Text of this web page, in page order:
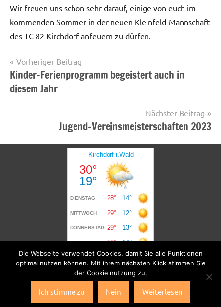
Wir freuen uns schon sehr darauf, einige von euch im
kommenden Sommer in der neuen Kleinfeld-Mannschaft
des TC 82 Kirchdorf anfeuern zu dürfen.
Startseite
Beitragsnavigation
Vorheriger Beitrag
Kinder-Ferienprogramm begeistert auch in
diesem Jahr
Nächster Beitrag
Jugend-Vereinsmeisterschaften 2023
Die Webseite verwendet Cookies, damit Sie alle Funktionen
optimal nutzen können. Mit ihrem nächsten Klick stimmen Sie
der Cookie nutzung zu.
Ich stimme zu Nein Weiterlesen